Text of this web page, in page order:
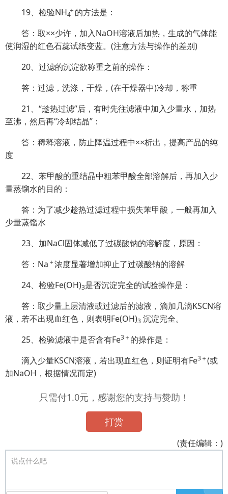
19、检验NH4
的方法是：
答：取××少许，加入NaOH溶液后加热，生成的气体能
使润湿的红色石蕊试纸变蓝。(注意方法与操作的差别)
20、过滤的沉淀欲称重之前的操作：
答：过滤，洗涤，干燥，(在干燥器中)冷却，称重
21、“趁热过滤”后，有时先往滤液中加入少量水，加热
至沸，然后再“冷却结晶”：
答：稀释溶液，防止降温过程中××析出，提高产品的纯
度
22、苯甲酸的重结晶中粗苯甲酸全部溶解后，再加入少
量蒸馏水的目的：
答：为了减少趁热过滤过程中损失苯甲酸，一般再加入
少量蒸馏水
23、加NaCl固体减低了过碳酸钠的溶解度，原因：
答：Na ＋浓度显著增加抑止了过碳酸钠的溶解
24、检验Fe(OH)3是否沉淀完全的试验操作是：
答：取少量上层清液或过滤后的滤液，滴加几滴KSCN溶
液，若不出现血红色，则表明Fe(OH)3 沉淀完全。
25、检验滤液中是否含有Fe3＋ 的操作是：
滴入少量KSCN溶液，若出现血红色，则证明有Fe3＋(或
加NaOH，根据情况而定)
只需付1.0元，感谢您的支持与赞助！
打赏
(责任编辑：)
说点什么吧